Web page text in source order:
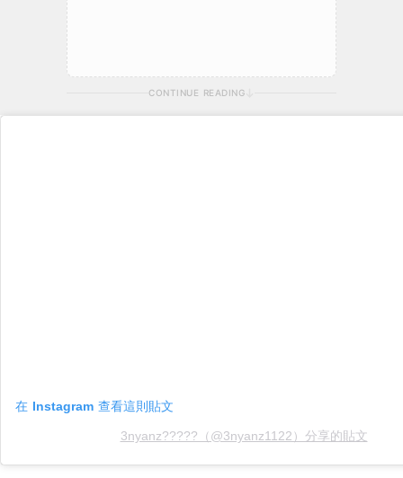
CONTINUE READING
在 Instagram 查看這則貼文
3nyanz?????（@3nyanz1122）分享的貼文